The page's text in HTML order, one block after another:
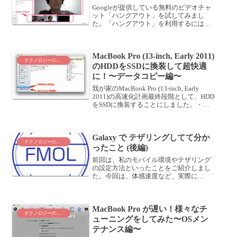
Googleが提供している無料のビデオチャ
ット「ハングアウト」を試してみまし
た。「ハングアウト」を利用するには、
い。・無料ビデオチャッ...
テクノロジーのこと
MacBook Pro (13-inch, Early 2011)
のHDDをSSDに換装して超快適
に！〜データコピー編〜
我が家のMacBook Pro (13-inch, Early
2011)の高速化計画最終段階として、HDD
をSSDに換装することにしました。・
Galaxy で テザリングしてて分か
ったこと (後編)
前回は、私のモバイル環境やテザリング
の設定方法といったことをご紹介しまし
た。今回は、体感速度など、実際に
ュース...
MacBook Pro が遅い！様々なチ
ューニングをしてみた〜OSメン
テナンス編〜